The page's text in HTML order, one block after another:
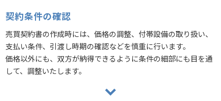
契約条件の確認
売買契約書の作成時には、価格の調整、付帯設備の取り扱い、
支払い条件、引渡し時期の確認などを慎重に行います。
価格以外にも、双方が納得できるように条件の細部にも目を通
して、調整いたします。